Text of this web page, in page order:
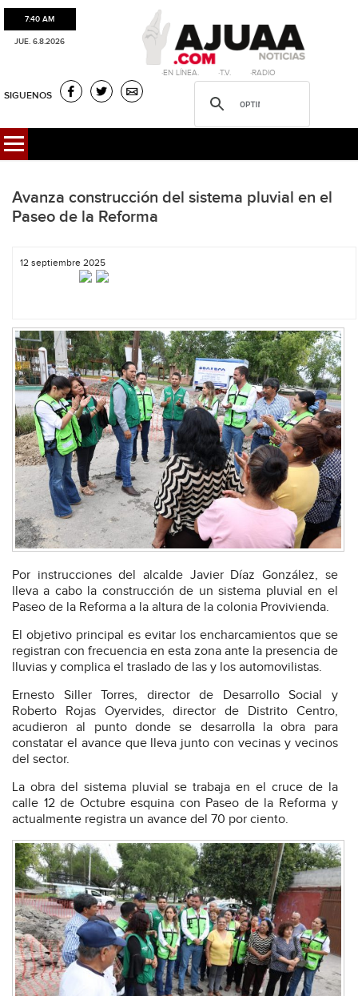
7:40 AM
JUE. 6.8.2026
·EN LÍNEA. ·T.V. ·RADIO
SIGUENOS
Avanza construcción del sistema pluvial en el
Paseo de la Reforma
12 septiembre 2025
Por instrucciones del alcalde Javier Díaz González, se
lleva a cabo la construcción de un sistema pluvial en el
Paseo de la Reforma a la altura de la colonia Provivienda.
El objetivo principal es evitar los encharcamientos que se
registran con frecuencia en esta zona ante la presencia de
lluvias y complica el traslado de las y los automovilistas.
Ernesto Siller Torres, director de Desarrollo Social y
Roberto Rojas Oyervides, director de Distrito Centro,
acudieron al punto donde se desarrolla la obra para
constatar el avance que lleva junto con vecinas y vecinos
del sector.
La obra del sistema pluvial se trabaja en el cruce de la
calle 12 de Octubre esquina con Paseo de la Reforma y
actualmente registra un avance del 70 por ciento.